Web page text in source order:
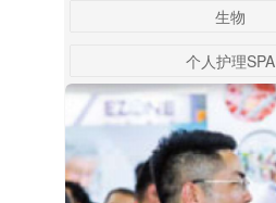
生物
个人护理SPA